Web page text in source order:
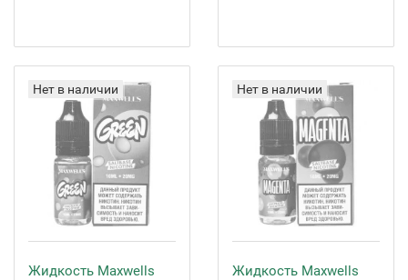
Нет в наличии
Жидкость Maxwells
Нет в наличии
Жидкость Maxwells